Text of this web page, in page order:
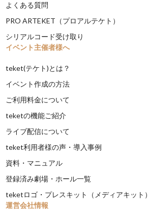
よくある質問
PRO ARTEKET（プロアルテケト）
シリアルコード受け取り
イベント主催者様へ
teket(テケト)とは？
イベント作成の方法
ご利用料金について
teketの機能ご紹介
ライブ配信について
teket利用者様の声・導入事例
資料・マニュアル
登録済み劇場・ホール一覧
teketロゴ・プレスキット（メディアキット）
運営会社情報